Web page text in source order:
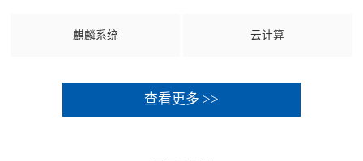
麒麟系统 云计算
查看更多 >>